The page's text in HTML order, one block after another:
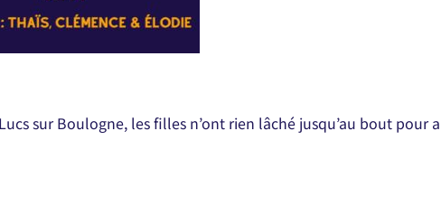
sur Boulogne, les filles n’ont rien lâché jusqu’au bout pour